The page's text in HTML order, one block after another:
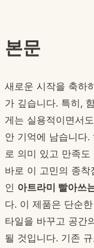
본문
새로운 시작을 축하
가 깊습니다. 특히,
게는 실용적이면서
안 기억에 남습니다
로 의미 있고 만족
바로 이 고민의 종착
인 아트라미 빨아쓰
다. 이 제품은 단순
타일을 바꾸고 공간
될 것입니다. 기존